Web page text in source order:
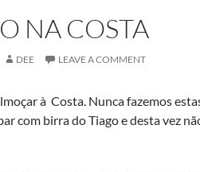
NA COSTA
DEE LEAVE A COMMENT
à Costa. Nunca fazemos
com birra do Tiago e desta vez